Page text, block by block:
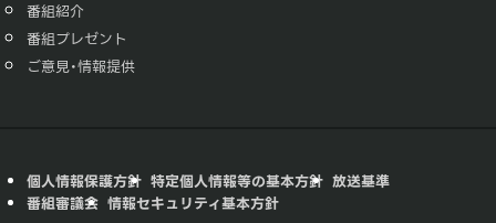
番組紹介
番組プレゼント
ご意見・情報提供
個人情報保護方針 特定個人情報等の基本方針 放送基準
番組審議会 情報セキュリティ基本方針